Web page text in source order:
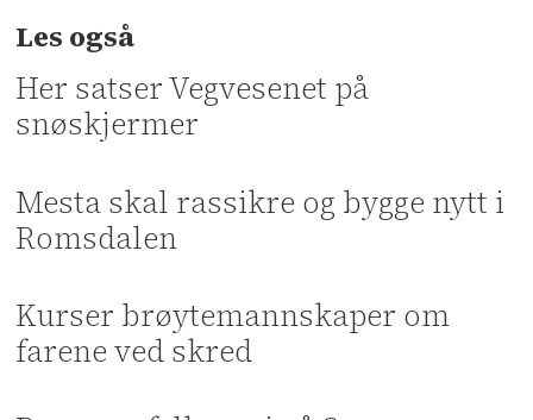
Les også
Her satser Vegvesenet på
snøskjermer
Mesta skal rassikre og bygge nytt i
Romsdalen
Kurser brøytemannskaper om
farene ved skred